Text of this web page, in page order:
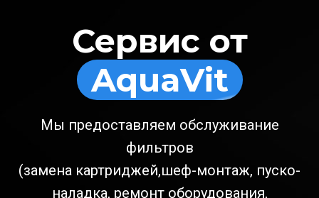
Сервис от
AquaVit
Мы предоставляем обслуживание
фильтров
(замена картриджей,шеф-монтаж, пуско-
наладка, ремонт оборудования,